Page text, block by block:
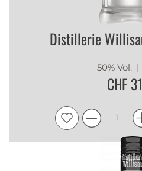
Distillerie
50% Vol. |
CHF